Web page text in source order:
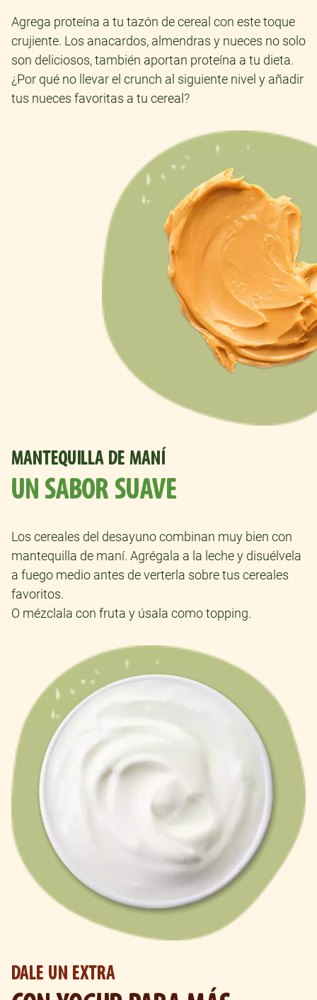
Agrega proteína a tu tazón de cereal con este toque
crujiente. Los anacardos, almendras y nueces no solo
son deliciosos, también aportan proteína a tu dieta.
¿Por qué no llevar el crunch al siguiente nivel y añadir
tus nueces favoritas a tu cereal?
MANTEQUILLA DE MANÍ
UN SABOR SUAVE
Los cereales del desayuno combinan muy bien con
mantequilla de maní. Agrégala a la leche y disuélvela
a fuego medio antes de verterla sobre tus cereales
favoritos.
O mézclala con fruta y úsala como topping.
DALE UN EXTRA